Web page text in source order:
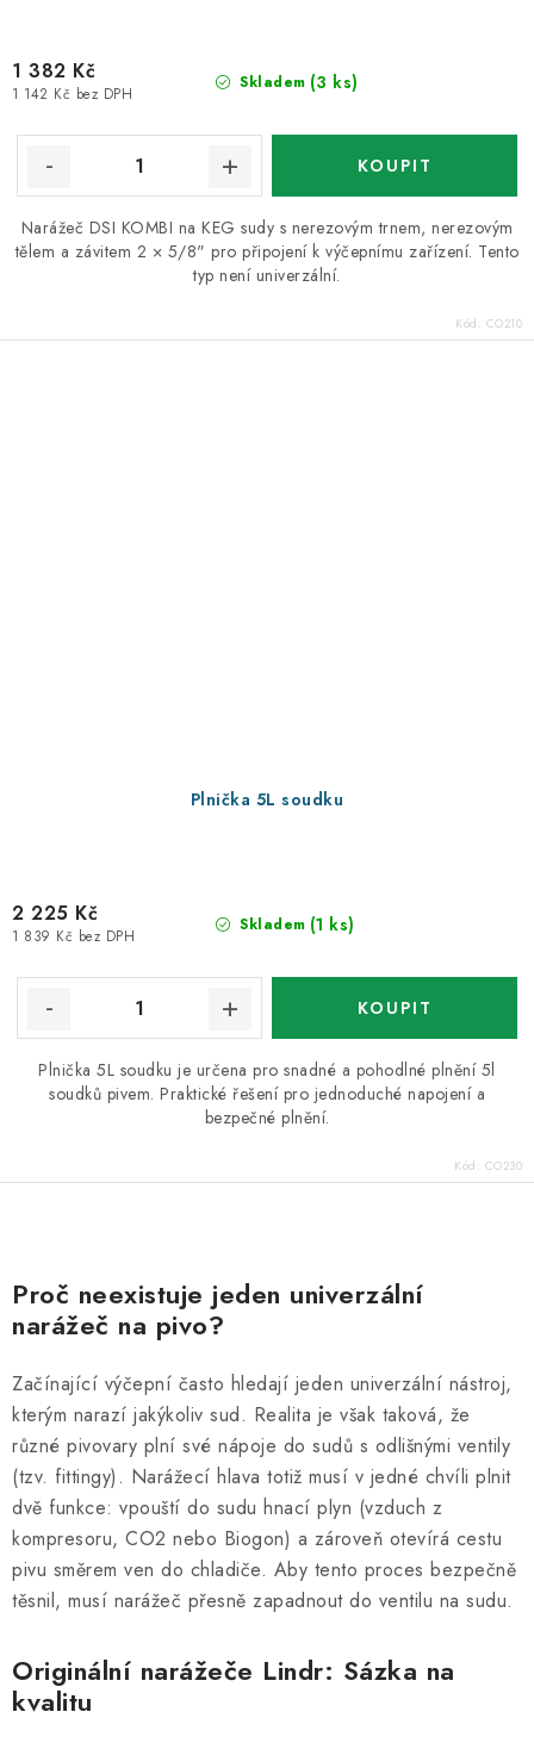
Skladem (3 ks)
1 142 Kč bez DPH
1 382 Kč
Narážeč DSI KOMBI na KEG sudy s nerezovým trnem, nerezovým
tělem a závitem 2 × 5/8" pro připojení k výčepnímu zařízení. Tento
typ není univerzální.
Kód: CO210
Plnička 5L soudku
Skladem (1 ks)
1 839 Kč bez DPH
2 225 Kč
Plnička 5L soudku je určena pro snadné a pohodlné plnění 5l
soudků pivem. Praktické řešení pro jednoduché napojení a
bezpečné plnění.
Kód: CO230
v
l
á
d
a
c
í
p
r
v
k
v
ý
p
Proč neexistuje jeden univerzální
narážeč na pivo?
Začínající výčepní často hledají jeden univerzální nástroj,
kterým narazí jakýkoliv sud. Realita je však taková, že
různé pivovary plní své nápoje do sudů s odlišnými ventily
(tzv. fittingy). Narážecí hlava totiž musí v jedné chvíli plnit
dvě funkce: vpouští do sudu hnací plyn (vzduch z
kompresoru, CO2 nebo Biogon) a zároveň otevírá cestu
pivu směrem ven do chladiče. Aby tento proces bezpečně
těsnil, musí narážeč přesně zapadnout do ventilu na sudu.
Originální narážeče Lindr: Sázka na
kvalitu